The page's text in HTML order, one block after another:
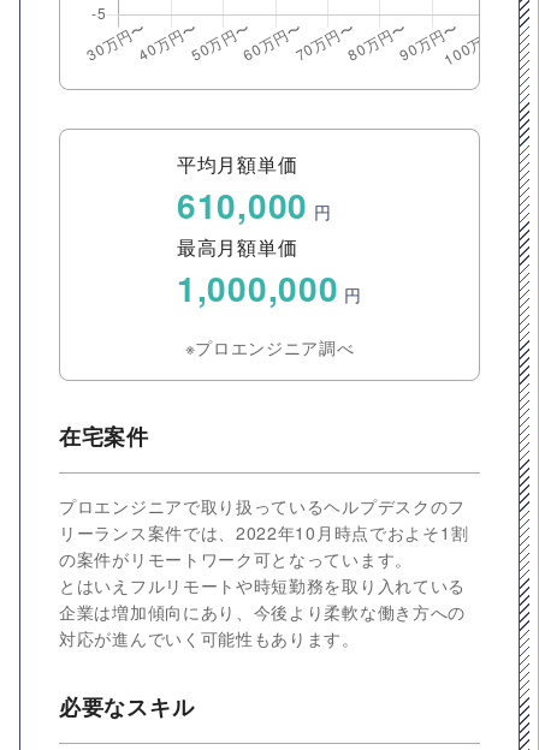
平均月額単価
610,000 円
最高月額単価
1,000,000 円
※プロエンジニア調べ
在宅案件
プロエンジニアで取り扱っているヘルプデスクのフ
リーランス案件では、2022年10月時点でおよそ1割
の案件がリモートワーク可となっています。
とはいえフルリモートや時短勤務を取り入れている
企業は増加傾向にあり、今後より柔軟な働き方への
対応が進んでいく可能性もあります。
必要なスキル